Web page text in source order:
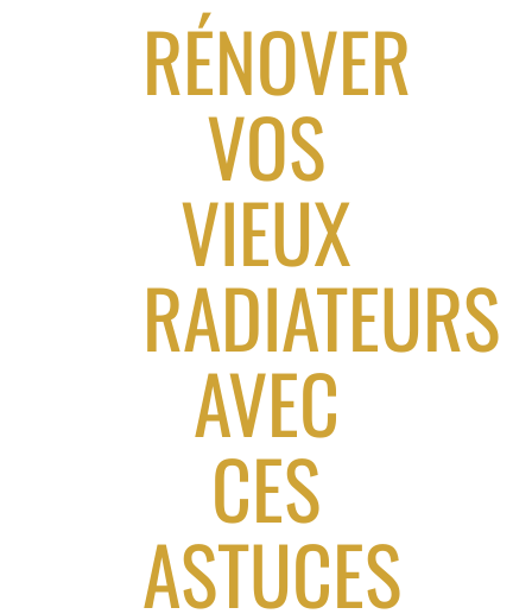
RÉNOVER
VOS
VIEUX
RADIATEURS
AVEC
CES
ASTUCES